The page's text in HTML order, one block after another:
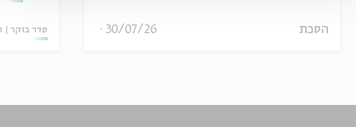
הסכת 30/07/26 סדר בוקר